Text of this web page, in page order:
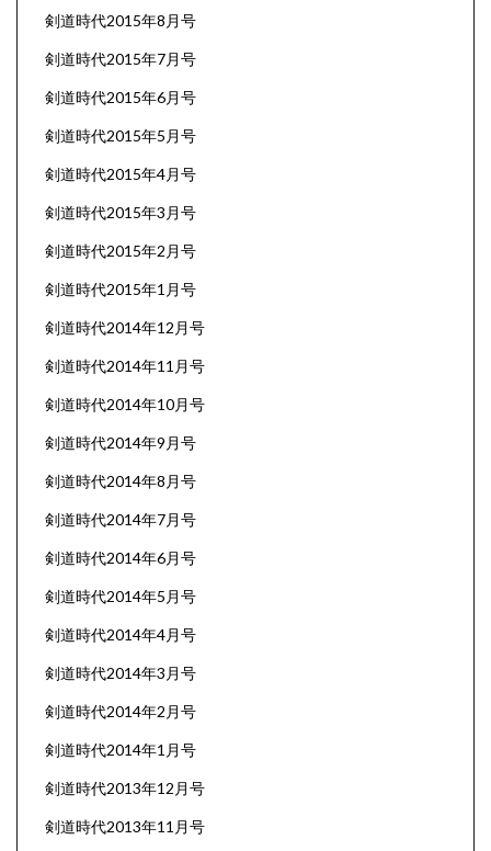
剣道時代2015年8月号
剣道時代2015年7月号
剣道時代2015年6月号
剣道時代2015年5月号
剣道時代2015年4月号
剣道時代2015年3月号
剣道時代2015年2月号
剣道時代2015年1月号
剣道時代2014年12月号
剣道時代2014年11月号
剣道時代2014年10月号
剣道時代2014年9月号
剣道時代2014年8月号
剣道時代2014年7月号
剣道時代2014年6月号
剣道時代2014年5月号
剣道時代2014年4月号
剣道時代2014年3月号
剣道時代2014年2月号
剣道時代2014年1月号
剣道時代2013年12月号
剣道時代2013年11月号